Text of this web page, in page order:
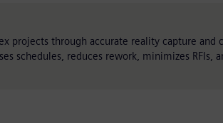
projects through accurate reality capture and
schedules, reduces rework, minimizes RFIs,